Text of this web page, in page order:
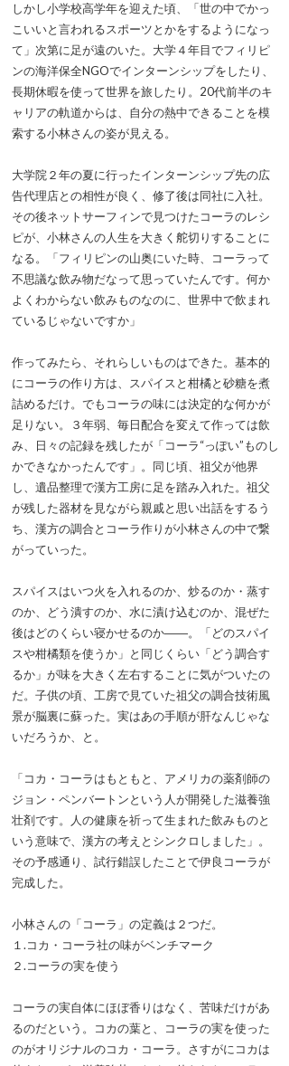
しかし小学校高学年を迎えた頃、「世の中でかっ
こいいと言われるスポーツとかをするようになっ
て」次第に足が遠のいた。大学４年目でフィリピ
ンの海洋保全NGOでインターンシップをしたり、
長期休暇を使って世界を旅したり。20代前半のキ
ャリアの軌道からは、自分の熱中できることを模
索する小林さんの姿が見える。
大学院２年の夏に行ったインターンシップ先の広
告代理店との相性が良く、修了後は同社に入社。
その後ネットサーフィンで見つけたコーラのレシ
ピが、小林さんの人生を大きく舵切りすることに
なる。「フィリピンの山奥にいた時、コーラって
不思議な飲み物だなって思っていたんです。何か
よくわからない飲みものなのに、世界中で飲まれ
ているじゃないですか」
作ってみたら、それらしいものはできた。基本的
にコーラの作り方は、スパイスと柑橘と砂糖を煮
詰めるだけ。でもコーラの味には決定的な何かが
足りない。３年弱、毎日配合を変えて作っては飲
み、日々の記録を残したが「コーラ“っぽい”ものし
かできなかったんです」。同じ頃、祖父が他界
し、遺品整理で漢方工房に足を踏み入れた。祖父
が残した器材を見ながら親戚と思い出話をするう
ち、漢方の調合とコーラ作りが小林さんの中で繋
がっていった。
スパイスはいつ火を入れるのか、炒るのか・蒸す
のか、どう潰すのか、水に漬け込むのか、混ぜた
後はどのくらい寝かせるのか――。「どのスパイ
スや柑橘類を使うか」と同じくらい「どう調合す
るか」が味を大きく左右することに気がついたの
だ。子供の頃、工房で見ていた祖父の調合技術風
景が脳裏に蘇った。実はあの手順が肝なんじゃな
いだろうか、と。
「コカ・コーラはもともと、アメリカの薬剤師の
ジョン・ペンバートンという人が開発した滋養強
壮剤です。人の健康を祈って生まれた飲みものと
いう意味で、漢方の考えとシンクロしました」。
その予感通り、試行錯誤したことで伊良コーラが
完成した。
小林さんの「コーラ」の定義は２つだ。
１.コカ・コーラ社の味がベンチマーク
２.コーラの実を使う
コーラの実自体にほぼ香りはなく、苦味だけがあ
るのだという。コカの葉と、コーラの実を使った
のがオリジナルのコカ・コーラ。さすがにコカは